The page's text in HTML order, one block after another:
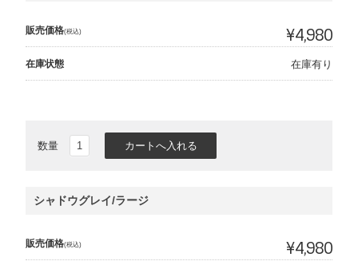
販売価格(税込) ¥4,980
在庫状態 在庫有り
数量
シャドウグレイ/ラージ
販売価格(税込) ¥4,980